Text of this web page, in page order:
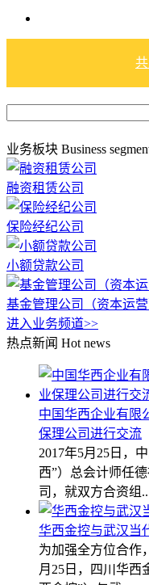
业务板块 Business
融资租赁公司
保险经纪公司
小额贷款公司
基金管理公司（资本运营
进入业务频道>>
热点新闻 Hot news
中国华西企业有限
保理公司进行交流
2017年5月25日，
西”）总会计师任
司，就双方合资组
华西金控与武汉当
为加强全方位合作
月25日，四川华西